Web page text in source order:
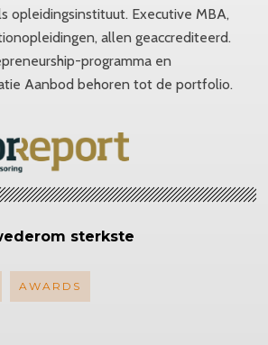
opleidingsinstituut. Executive MBA,
allen geaccrediteerd.
programma en
Aanbod behoren tot de portfolio.
sterkste
AWARDS